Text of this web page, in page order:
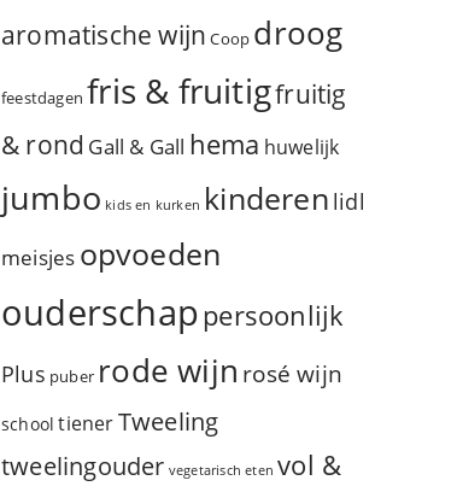
aromatische wijn Coop droog
feestdagen fris & fruitigfruitig
& rond Gall & Gall hema huwelijk
jumbo kids en kurken kinderen lidl
meisjes opvoeden
ouderschappersoonlijk
Plus puber rode wijn rosé wijn
school tienerTweeling
tweelingouder vegetarisch eten vol &